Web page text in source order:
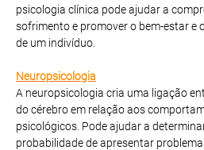
psicologia clínica pode ajudar a
sofrimento e promover o bem-estar e
de um indivíduo.
Neuropsicologia
A neuropsicologia cria uma ligação
do cérebro em relação aos
psicológicos. Pode ajudar a
probabilidade de apresentar